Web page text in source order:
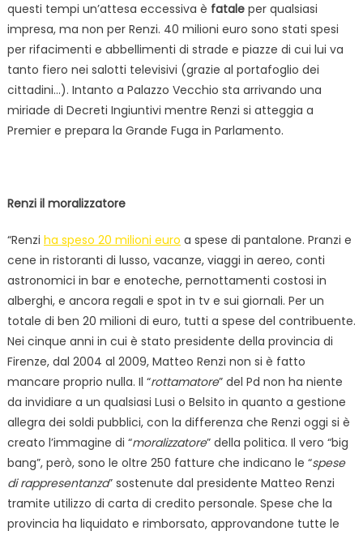
questi tempi un’attesa eccessiva è fataleper qualsiasi
impresa, ma non per Renzi. 40 milioni euro sono stati spesi
per rifacimenti e abbellimenti di strade e piazze di cui lui va
tanto fiero nei salotti televisivi (grazie al portafoglio dei
cittadini…). Intanto a Palazzo Vecchio sta arrivando una
miriade di Decreti Ingiuntivi mentre Renzi si atteggia a
Premier e prepara la Grande Fuga in Parlamento.
Renzi il moralizzatore
“Renzi ha speso 20 milioni euro a spese di pantalone. Pranzi e
cene in ristoranti di lusso, vacanze, viaggi in aereo, conti
astronomici in bar e enoteche, pernottamenti costosi in
alberghi, e ancora regali e spot in tv e sui giornali. Per un
totale di ben 20 milioni di euro, tutti a spese del contribuente.
Nei cinque anni in cui è stato presidente della provincia di
Firenze, dal 2004 al 2009, Matteo Renzi non si è fatto
mancare proprio nulla. Il “rottamatore” del Pd non ha niente
da invidiare a un qualsiasi Lusi o Belsito in quanto a gestione
allegra dei soldi pubblici, con la differenza che Renzi oggi si è
creato l’immagine di “moralizzatore” della politica. Il vero “big
bang”, però, sono le oltre 250 fatture che indicano le “spese
di rappresentanza” sostenute dal presidente Matteo Renzi
tramite utilizzo di carta di credito personale. Spese che la
provincia ha liquidato e rimborsato, approvandone tutte le